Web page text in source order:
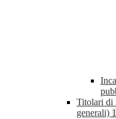
Titolari di
generali)